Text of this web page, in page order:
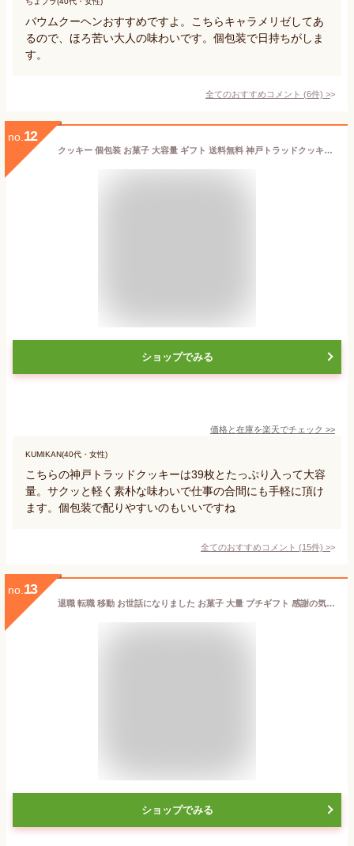
バウムクーヘンおすすめですよ。こちらキャラメリゼしてあ
るので、ほろ苦い大人の味わいです。個包装で日持ちがしま
す。
全てのおすすめコメント (6件) >
no. 12
クッキー 個包装 お菓子 大容量 ギフト 送料無料 神戸トラッドクッキー 39枚 職場 大容量 お菓子 個包装 お菓子 ギフト 約 40 個 入り お菓子 御礼 挨拶 退職 引っ越し 挨拶 お菓子 内祝い お返し 出産内祝い 結婚内祝い 快気祝い 法要 香典返し お供え 満中陰志
ショップでみる
価格と在庫を楽天でチェック >>
KUMIKAN(40代・女性)
こちらの神戸トラッドクッキーは39枚とたっぷり入って大容
量。サクッと軽く素朴な味わいで仕事の合間にも手軽に頂け
ます。個包装で配りやすいのもいいですね
全てのおすすめコメント (15件) >
no. 13
退職 転職 移動 お世話になりました お菓子 大量 プチギフト 感謝の気持ち感謝のきもち スイーツ・お菓子 スティックケーキ 10個入り| クッキー・焼き菓子 ありがとう ほんの気持ち 個包装 まとめ買い ばらまき用 幼稚園 保育園 お別れ会 産休 育休
ショップでみる